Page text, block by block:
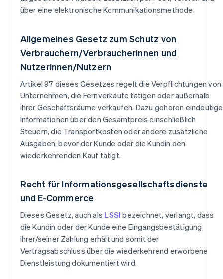
über eine elektronische Kommunikationsmethode.
Allgemeines Gesetz zum Schutz von
Verbrauchern/Verbraucherinnen und
Nutzerinnen/Nutzern
Artikel 97 dieses Gesetzes regelt die Verpflichtungen von
Unternehmen, die Fernverkäufe tätigen oder außerhalb
ihrer Geschäftsräume verkaufen. Dazu gehören eindeutige
Informationen über den Gesamtpreis einschließlich
Steuern, die Transportkosten oder andere zusätzliche
Ausgaben, bevor der Kunde oder die Kundin den
wiederkehrenden Kauf tätigt.
Recht für Informationsgesellschaftsdienste
und E-Commerce
Dieses Gesetz, auch als LSSI bezeichnet, verlangt, dass
die Kundin oder der Kunde eine Eingangsbestätigung
ihrer/seiner Zahlung erhält und somit der
Vertragsabschluss über die wiederkehrend erworbene
Dienstleistung dokumentiert wird.